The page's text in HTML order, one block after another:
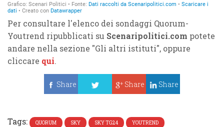
Per consultare l'elenco dei sondaggi Quorum-
Youtrend ripubblicati su Scenaripolitici.com potete
andare nella sezione "Gli altri istituti", oppure
cliccare qui.
Share
Share Share
Tags: QUORUM SKY SKY TG24 YOUTREND